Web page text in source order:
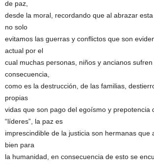
de paz,
desde la moral, recordando que al abrazar esta
no solo
evitamos las guerras y conflictos que son
actual por el
cual muchas personas, niños y ancianos
consecuencia,
como es la destrucción, de las familias,
propias
vidas que son pago del egoísmo y prepotencia
“líderes”, la paz es
imprescindible de la justicia son hermanas que
bien para
la humanidad, en consecuencia de esto se